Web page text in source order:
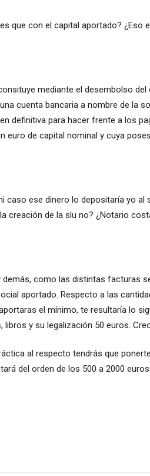
que con el capital aportado? ¿Eso
mediante el desembolso del
cuenta bancaria a nombre de la
definitiva para hacer frente a los
euro de capital nominal y cuya
caso ese dinero lo depositaría yo al
creación de la slu no? ¿Notario
como las distintas facturas
aportado. Respecto a las
el mínimo, te resultaría lo
y su legalización 50 euros.
al respecto tendrás que
del orden de los 500 a 2000 euros.